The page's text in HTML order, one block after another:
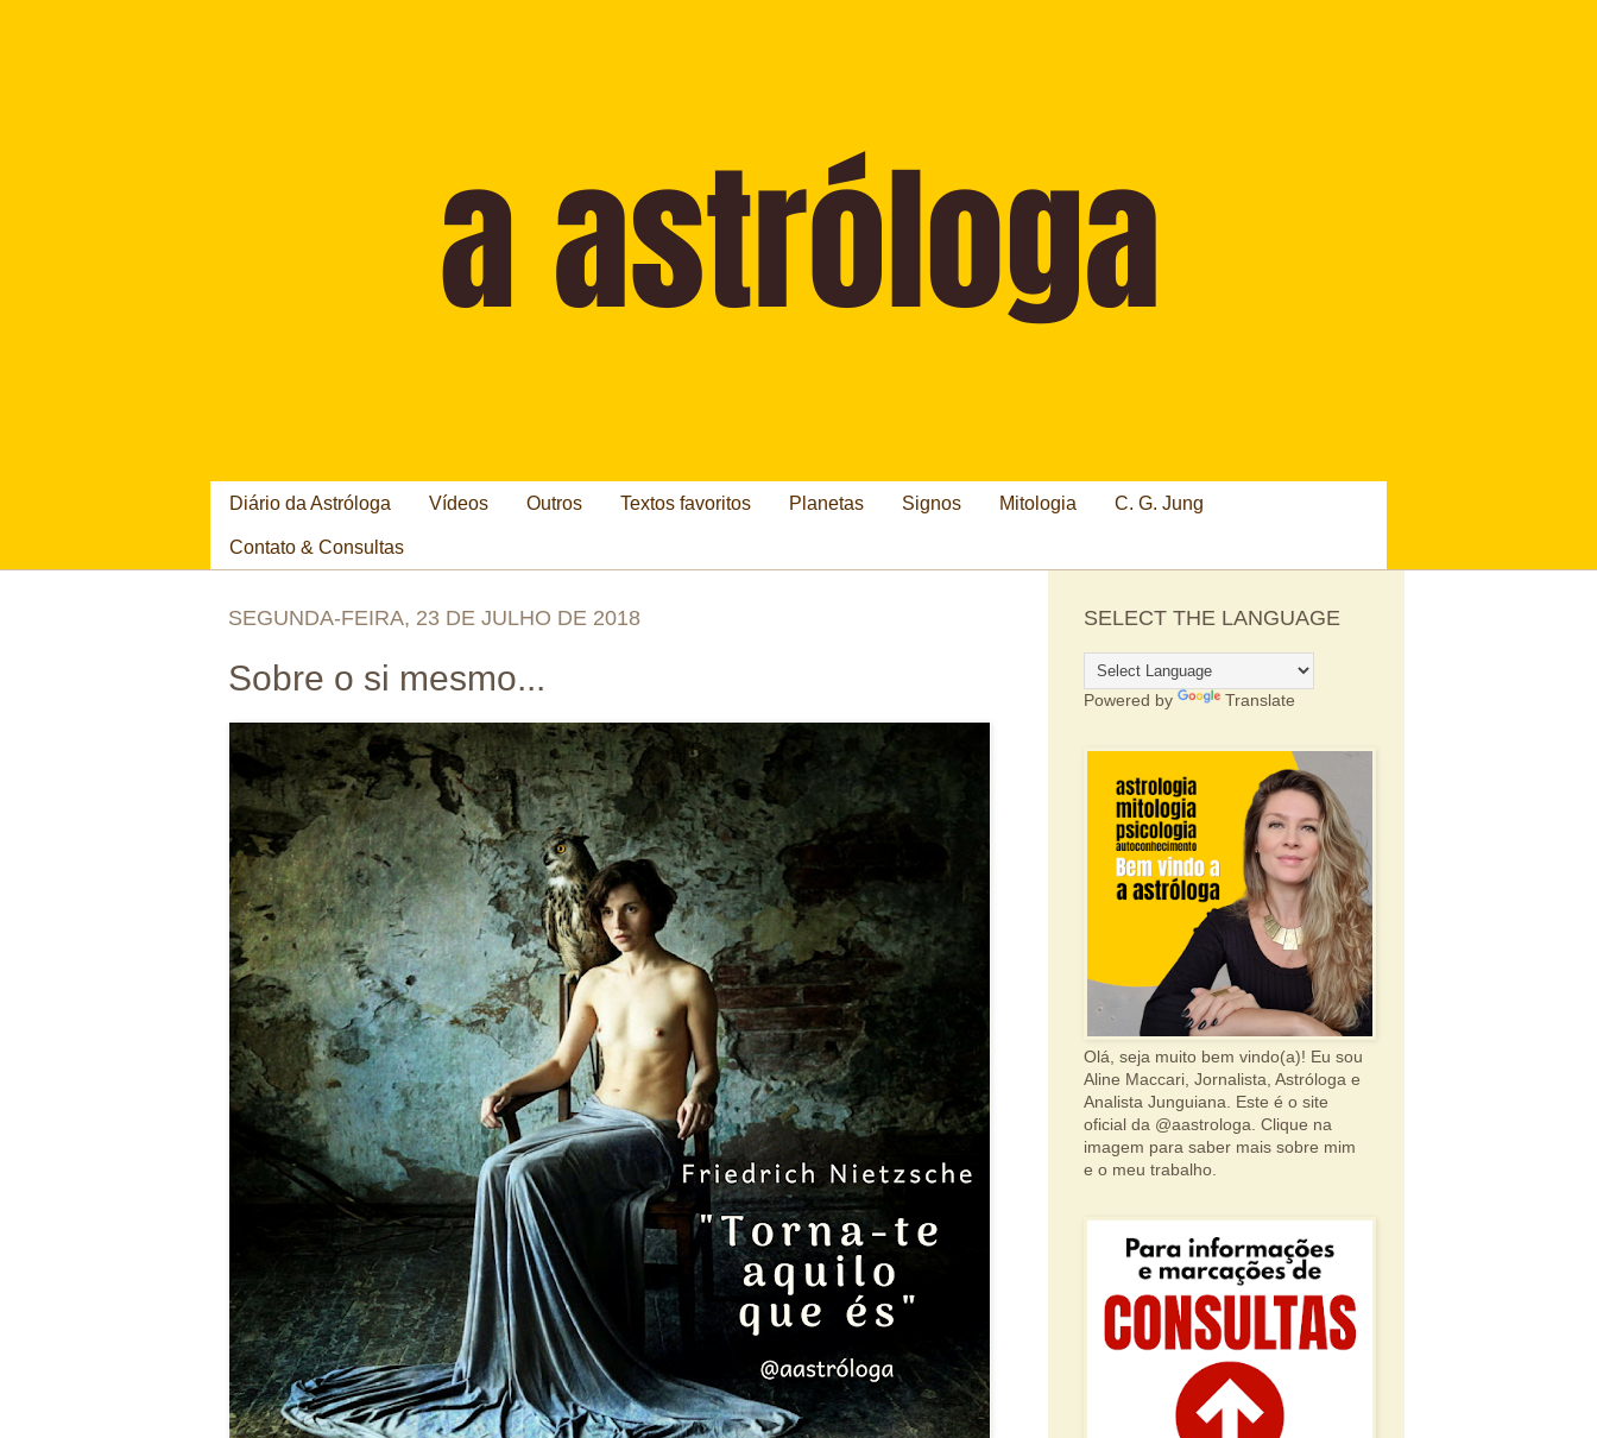
Diário da Astróloga Vídeos Outros Textos favoritos Planetas Signos Mitologia C. G. Jung
Contato & Consultas
SEGUNDA-FEIRA, 23 DE JULHO DE 2018
Sobre o si mesmo...
SELECT THE LANGUAGE
Powered by Translate
Olá, seja muito bem vindo(a)! Eu sou
Aline Maccari, Jornalista, Astróloga e
Analista Junguiana. Este é o site
oficial da @aastrologa. Clique na
imagem para saber mais sobre mim
e o meu trabalho.